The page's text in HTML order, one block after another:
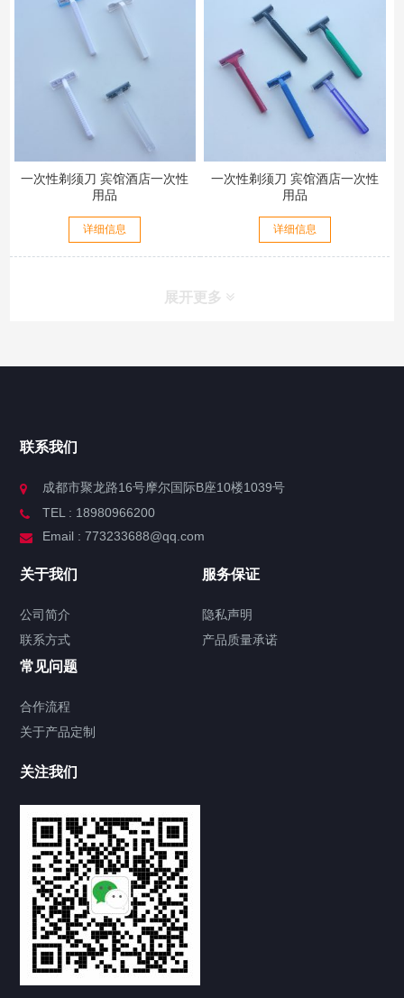
一次性剃须刀 宾馆酒店一次性
用品
详细信息
一次性剃须刀 宾馆酒店一次性
用品
详细信息
展开更多
联系我们
成都市聚龙路16号摩尔国际B座10楼1039号
TEL : 18980966200
Email : 773233688@qq.com
关于我们
公司简介
联系方式
服务保证
隐私声明
产品质量承诺
常见问题
合作流程
关于产品定制
关注我们